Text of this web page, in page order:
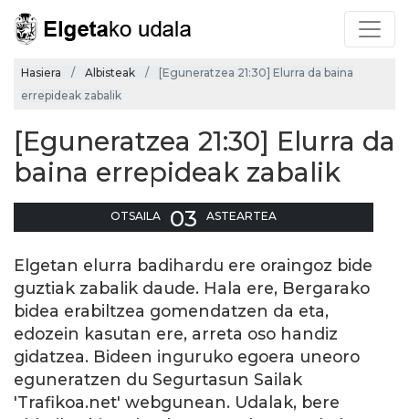
Hasiera Albisteak
[Eguneratzea 21:30] Elurra da baina
errepideak zabalik
[Eguneratzea 21:30] Elurra da
baina errepideak zabalik
OTSAILA 03 ASTEARTEA
Elgetan elurra badihardu ere oraingoz bide
guztiak zabalik daude. Hala ere, Bergarako
bidea erabiltzea gomendatzen da eta,
edozein kasutan ere, arreta oso handiz
gidatzea. Bideen inguruko egoera uneoro
eguneratzen du Segurtasun Sailak
'Trafikoa.net' webgunean. Udalak, bere